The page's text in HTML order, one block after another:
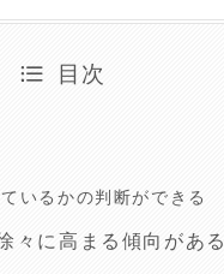
目次
いるかの判断ができる
々に高まる傾向がある